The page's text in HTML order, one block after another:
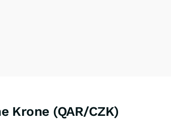
Krone (QAR/CZK)